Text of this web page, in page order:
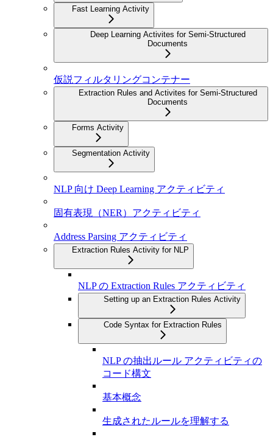
Fast Learning Activity
Deep Learning Activites for Semi-Structured
Documents
仮説フィルタリングコンテナー
Extraction Rules and Activites for Semi-Structured
Documents
Forms Activity
Segmentation Activity
NLP 向け Deep Learning アクティビティ
固有表現（NER）アクティビティ
Address Parsing アクティビティ
Extraction Rules Activity for NLP
NLP の Extraction Rules アクティビティ
Setting up an Extraction Rules Activity
Code Syntax for Extraction Rules
NLP の抽出ルール アクティビティの
コード構文
基本概念
生成されたルールを理解する